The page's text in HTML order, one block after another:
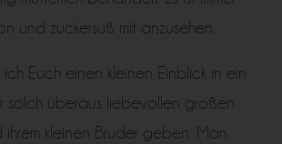
und zuckersüß mit anzusehen.
Euch einen kleinen Einblick in ein
solch überaus liebevollen großen
ihrem kleinen Bruder geben. Man